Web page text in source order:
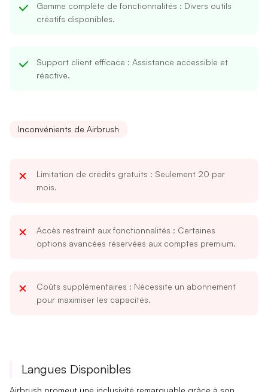
Gamme complète de fonctionnalités : Divers outils
créatifs disponibles.
Support client efficace : Assistance accessible et
réactive.
Inconvénients de Airbrush
Limitation de crédits gratuits : Seulement 20 par
mois.
Accès restreint aux fonctionnalités : Certaines
options avancées réservées aux comptes premium.
Coûts supplémentaires : Nécessite un abonnement
pour maximiser les capacités.
Langues Disponibles
Airbrush promeut une inclusivité remarquable grâce à son